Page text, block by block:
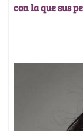
con la que sus